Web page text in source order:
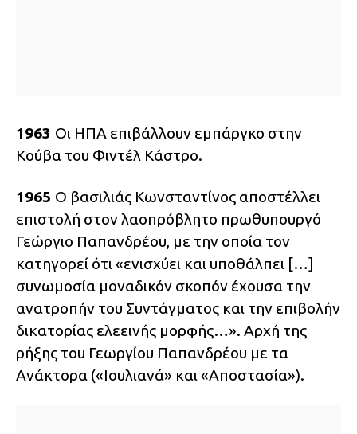
1963 Οι ΗΠΑ επιβάλλουν εμπάργκο στην
Κούβα του Φιντέλ Kάστρο.
1965 Ο βασιλιάς Κωνσταντίνος αποστέλλει
επιστολή στον λαοπρόβλητο πρωθυπουργό
Γεώργιο Παπανδρέου, με την οποία τον
κατηγορεί ότι «ενισχύει και υποθάλπει […]
συνωμοσία μοναδικόν σκοπόν έχουσα την
ανατροπήν του Συντάγματος και την επιβολήν
δικατορίας ελεεινής μορφής…». Αρχή της
ρήξης του Γεωργίου Παπανδρέου με τα
Ανάκτορα («Ιουλιανά» και «Αποστασία»).